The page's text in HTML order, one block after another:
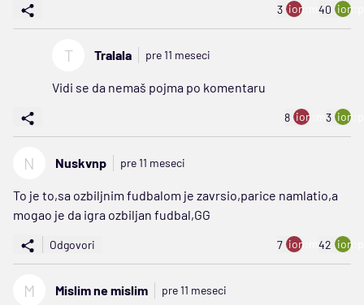
3 ion:minus
40
T Tralala pre 11 meseci
Vidi se da nemaš pojma po komentaru
8 ion:minus
3
N Nuskvnp pre 11 meseci
To je to,sa ozbiljnim fudbalom je zavrsio,parice namlatio,a
mogao je da igra ozbiljan fudbal,GG
Odgovori 7 ion:minus
42
M Mislim ne mislim pre 11 meseci